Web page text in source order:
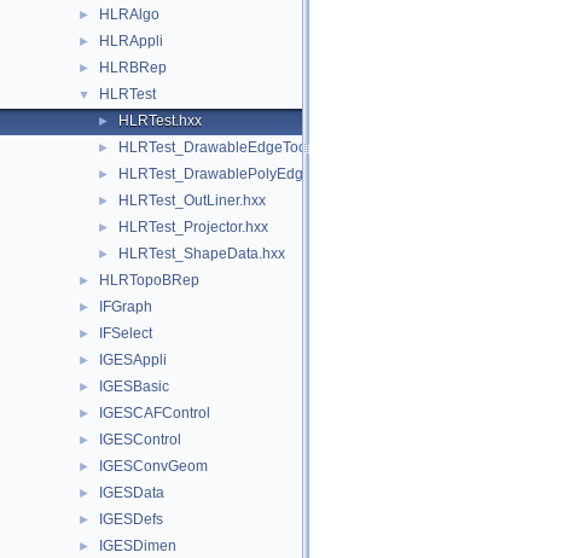
► HLRAlgo
► HLRAppli
► HLRBRep
▼ HLRTest
► HLRTest.hxx
► HLRTest_DrawableEdgeTool.hxx
► HLRTest_DrawablePolyEdgeTool.hxx
► HLRTest_OutLiner.hxx
► HLRTest_Projector.hxx
► HLRTest_ShapeData.hxx
► HLRTopoBRep
► IFGraph
► IFSelect
► IGESAppli
► IGESBasic
► IGESCAFControl
► IGESControl
► IGESConvGeom
► IGESData
► IGESDefs
► IGESDimen